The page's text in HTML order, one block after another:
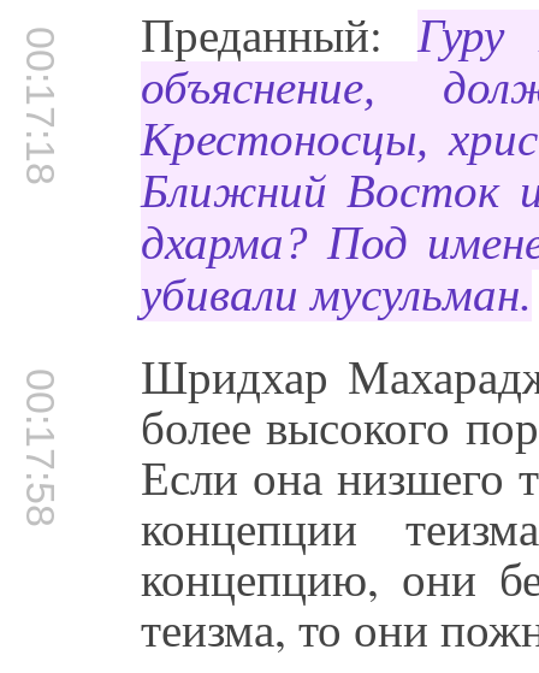
00:17:18 Преданный:
объяснение,
Крестоносцы,
Ближний Восток
дхарма? Под
убивали мусульман.
00:17:58 Шридхар
более высокого
Если она низшего
концепции
концепцию, они
теизма, то они